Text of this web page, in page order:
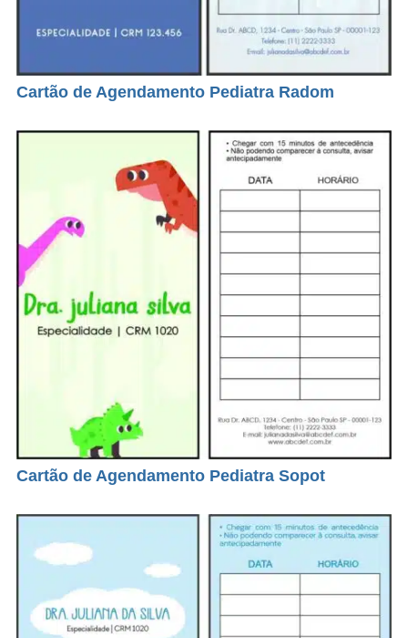
Cartão de Agendamento Pediatra Radom
Cartão de Agendamento Pediatra Sopot